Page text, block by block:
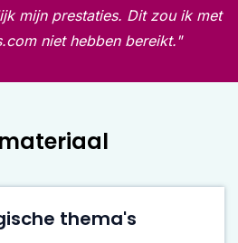
mijn prestaties. Dit zou ik met
niet hebben bereikt."
thema's